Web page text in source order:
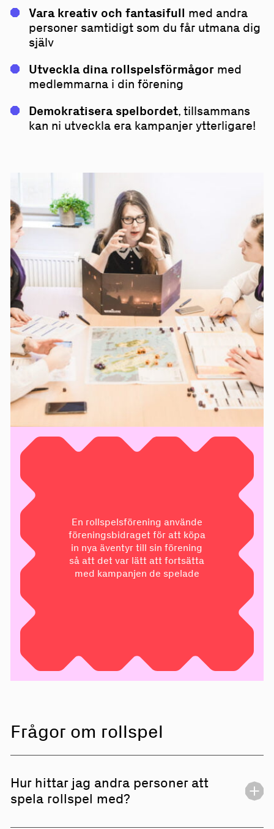
Vara kreativ och fantasifull med andra
personer samtidigt som du får utmana dig
själv
Utveckla dina rollspelsförmågormed
medlemmarna i din förening
Demokratisera spelbordet, tillsammans
kan ni utveckla era kampanjer ytterligare!
En rollspelsförening använde
föreningsbidraget för att köpa
in nya äventyr till sin förening
så att det var lätt att fortsätta
med kampanjen de spelade
Frågor om rollspel
Hur hittar jag andra personer att
spela rollspel med?